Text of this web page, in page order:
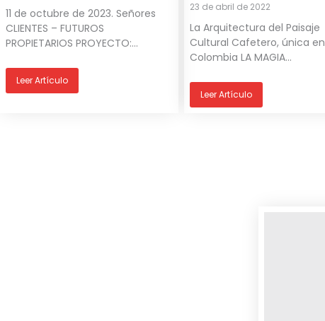
11 de octubre de 2023. Señores
CLIENTES – FUTUROS
PROPIETARIOS PROYECTO:...
Leer Artículo
23 de abril de 2022
La Arquitectura del Paisaje
Cultural Cafetero, única en
Colombia LA MAGIA...
Leer Artículo